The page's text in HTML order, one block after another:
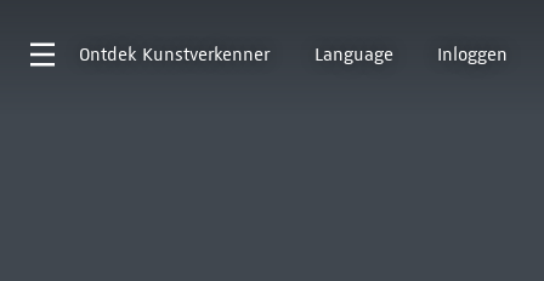
Ontdek Kunstverkenner Language Inloggen